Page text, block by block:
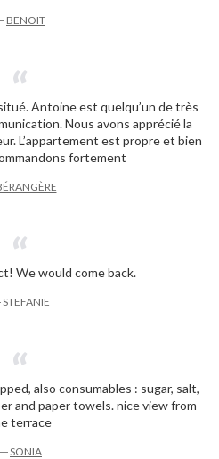
BENOIT
Antoine est quelqu’un de très
Nous avons apprécié la
L’appartement est propre et bien
fortement
We would come back.
STEFANIE
also consumables : sugar, salt,
and paper towels. nice view from
terrace
SONIA